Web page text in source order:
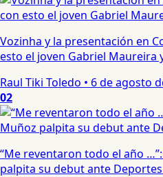
Vozinha y la presentación en
esto el joven Gabriel Maureira
Raul Tiki Toledo • 6 de agosto
02
“Me reventaron todo el año
palpita su debut ante